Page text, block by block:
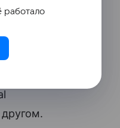
работало